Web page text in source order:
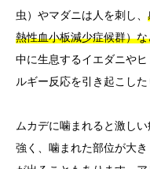
虫）やマダニは人を刺し、
熱性血小板減少症候群）
中に生息するイエダニや
ルギー反応を引き起こした
ムカデに噛まれると激し
強く、噛まれた部位が大